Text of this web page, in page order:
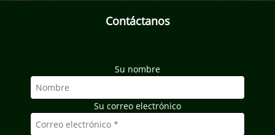
Contáctanos
Su nombre
Su correo electrónico